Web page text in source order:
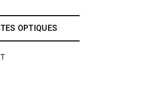
OPTIQUES